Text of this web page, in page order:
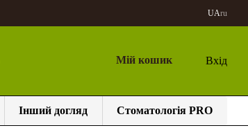
UAru
Мій кошик Вхід
Інший догляд Стоматологія PRO